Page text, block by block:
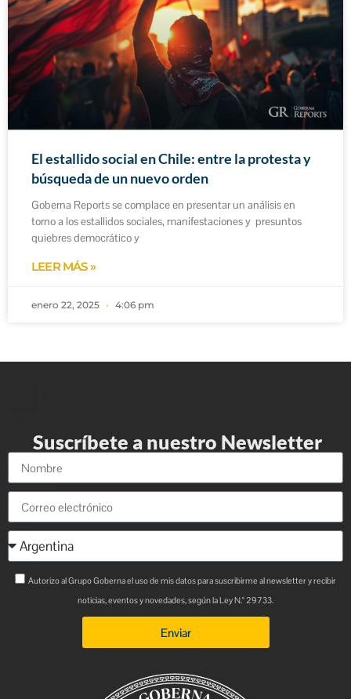
El estallido social en Chile: entre la protesta y
búsqueda de un nuevo orden
Goberna Reports se complace en presentar un análisis en
torno a los estallidos sociales, manifestaciones y presuntos
quiebres democrático y
LEER MÁS »
enero 22, 2025 4:06 pm
Suscríbete a nuestro Newsletter
Autorizo al Grupo Goberna el uso de mis datos para suscribirme al newsletter y recibir
noticias, eventos y novedades, según la Ley N.° 29733.
Enviar